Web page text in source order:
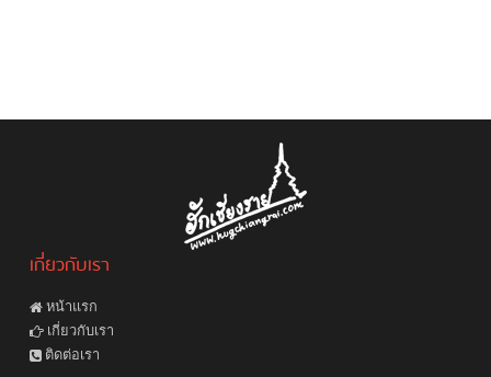
เกี่ยวกับเรา
หน้าแรก
เกี่ยวกับเรา
ติดต่อเรา